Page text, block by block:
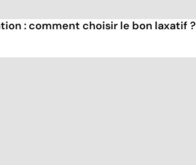
: comment choisir le bon laxatif ?